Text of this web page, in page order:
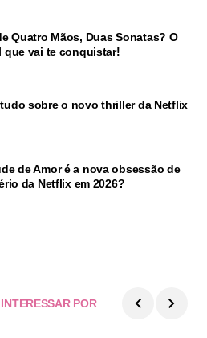
Quatro Mãos, Duas Sonatas? O
que vai te conquistar!
sobre o novo thriller da Netflix
de Amor é a nova obsessão de
da Netflix em 2026?
POR